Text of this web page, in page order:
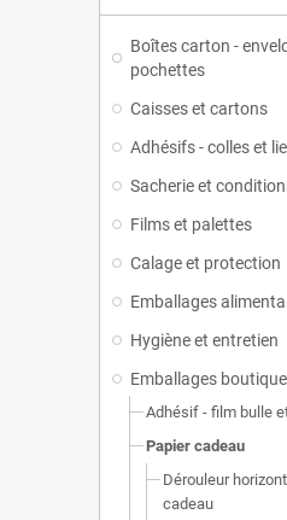
Boîtes carton -
pochettes
Caisses et cartons
Adhésifs - colles et
Sacherie et
Films et palettes
Calage et protection
Emballages
Hygiène et entretien
Emballages boutique
Adhésif - film bulle
Papier cadeau
Dérouleur
cadeau